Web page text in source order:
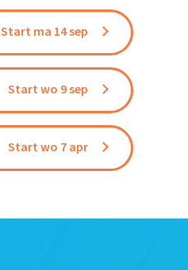
Start ma 14 sep
Start wo 9 sep
Start wo 7 apr